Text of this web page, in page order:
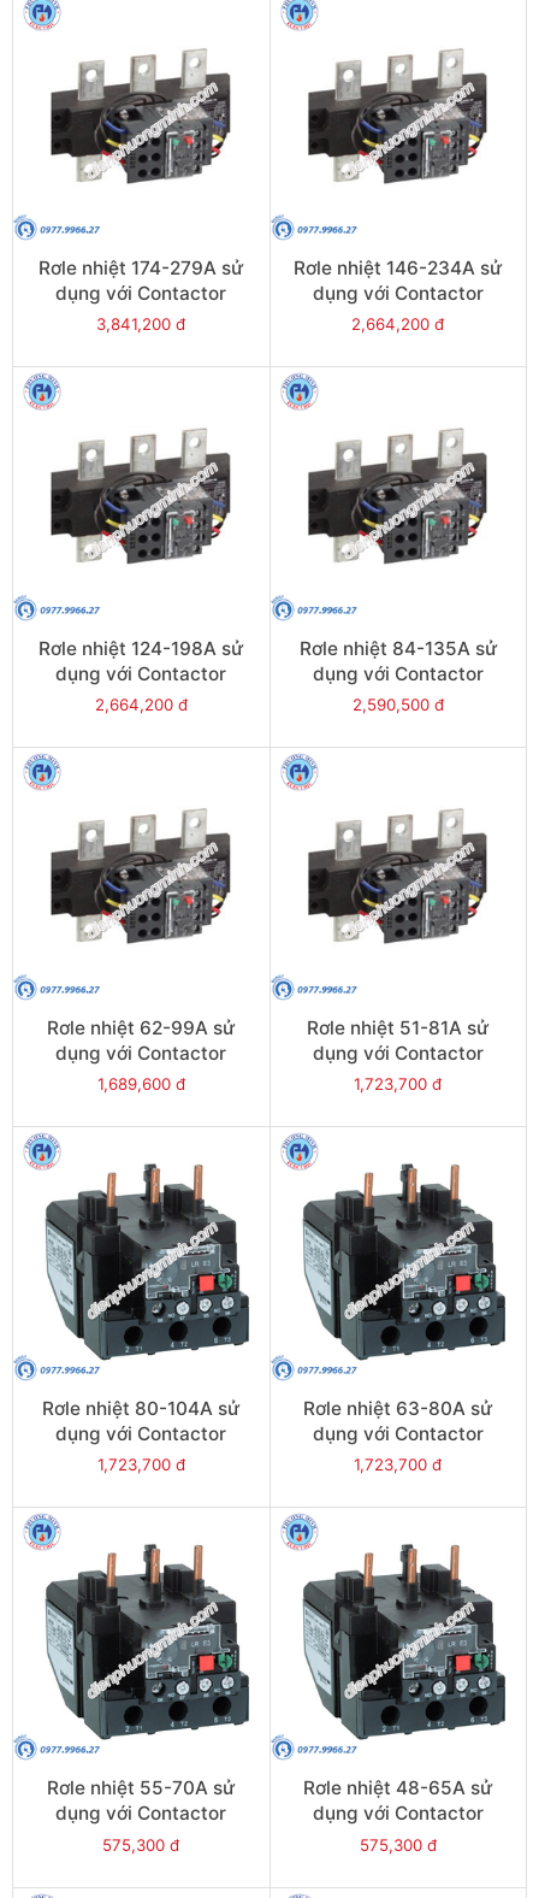
Rơle nhiệt 174-279A sử
dụng với Contactor
LC1E250-E400 - Model
3,841,200 đ
Rơle nhiệt 146-234A sử
dụng với Contactor
LC1E250-E400 - Model
2,664,200 đ
Rơle nhiệt 124-198A sử
dụng với Contactor
LC1E200 - Model LRE483
2,664,200 đ
Rơle nhiệt 84-135A sử
dụng với Contactor
LC1E120-E160 - Model
2,590,500 đ
Rơle nhiệt 62-99A sử
dụng với Contactor
LC1E120-E160 - Model
1,689,600 đ
Rơle nhiệt 51-81A sử
dụng với Contactor
LC1E120-E160 - Model
1,723,700 đ
Rơle nhiệt 80-104A sử
dụng với Contactor
LC1E95 - Model LRE365
1,723,700 đ
Rơle nhiệt 63-80A sử
dụng với Contactor
LC1E80-E95 - Model
1,723,700 đ
Rơle nhiệt 55-70A sử
dụng với Contactor
LC1E80-E95 - Model
575,300 đ
Rơle nhiệt 48-65A sử
dụng với Contactor
LC1E65-E95 - Model
575,300 đ